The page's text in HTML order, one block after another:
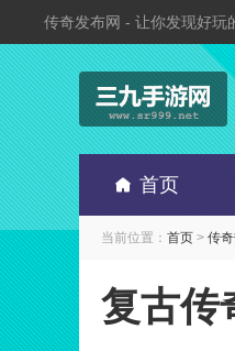
传奇发布网 - 让你发现好玩
首页
当前位置： 首页 > 传
复古传